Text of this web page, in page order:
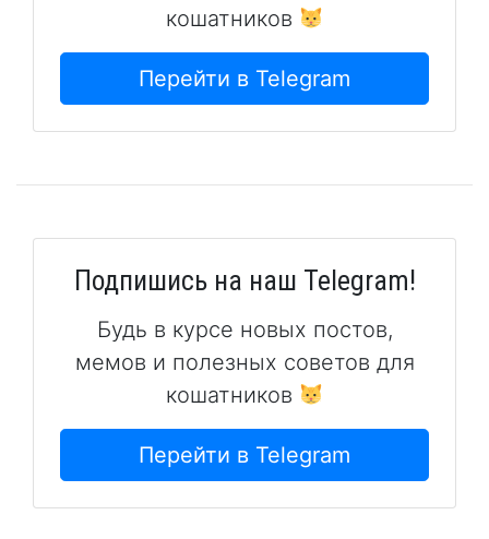
кошатников
Перейти в Telegram
Подпишись на наш Telegram!
Будь в курсе новых постов,
мемов и полезных советов для
кошатников
Перейти в Telegram